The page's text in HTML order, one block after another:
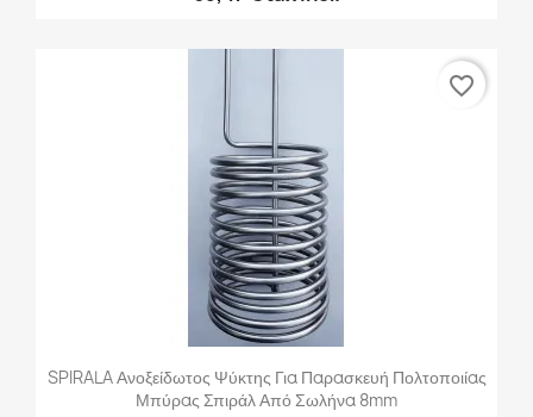
SPIRALA Ανοξείδωτος Ψύκτης Για Παρασκευή Πολτοποιίας
Μπύρας Σπιράλ Από Σωλήνα 8mm
favorite_border